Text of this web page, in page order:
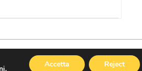
Cookies Policy| Privacy Policy
. Accetta Reject